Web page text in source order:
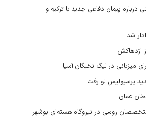
درباره پیمان دفاعی جدید با ترکیه و
شد
اژدهاکش
میزبانی در لیگ نخبگان آسیا
پرسپولیس لو رفت
عمان
روسی در نیروگاه هسته‌ای بوشهر